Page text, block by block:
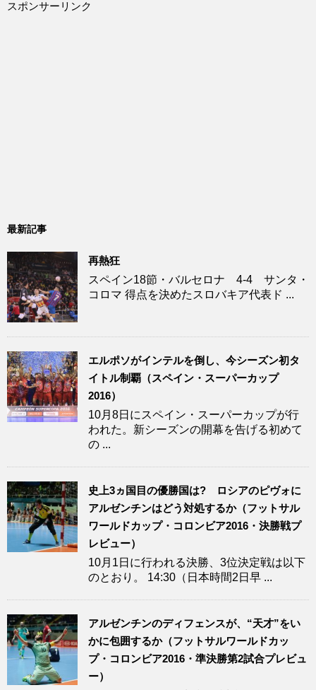
スポンサーリンク
最新記事
再熱狂
スペイン18節・バルセロナ 4-4 サンタ・
コロマ 得点を決めたスロバキア代表ド ...
エルポソがインテルを倒し、今シーズン初タ
イトル制覇（スペイン・スーパーカップ
2016）
10月8日にスペイン・スーパーカップが行
われた。新シーズンの開幕を告げる初めて
の ...
史上3ヵ国目の優勝国は? ロシアのピヴォに
アルゼンチンはどう対処するか（フットサル
ワールドカップ・コロンビア2016・決勝戦プ
レビュー）
10月1日に行われる決勝、3位決定戦は以下
のとおり。 14:30（日本時間2日早 ...
アルゼンチンのディフェンスが、“天才”をい
かに包囲するか（フットサルワールドカッ
プ・コロンビア2016・準決勝第2試合プレビュ
ー）